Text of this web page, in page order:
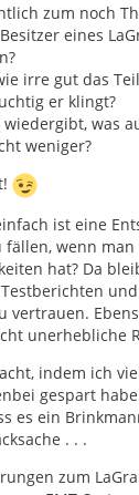
zum noch
eines
irre gut das
er klingt?
wiedergibt, was
weniger?
ist eine
fällen, wenn
hat? Da
vertrauen.
unerhebliche
indem ich
gespart
es ein
. . .
zum